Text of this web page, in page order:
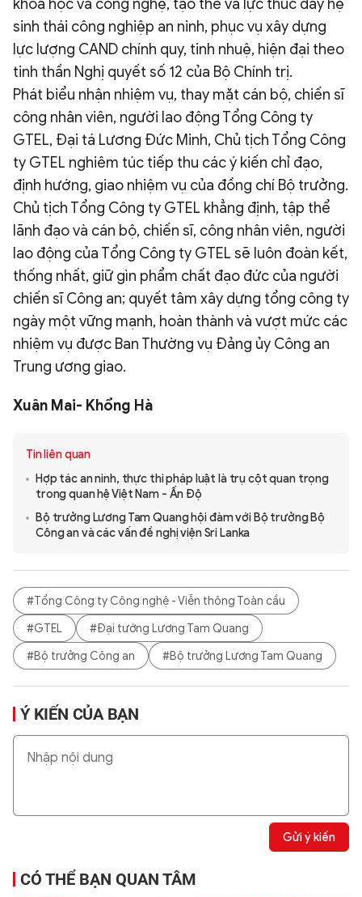
khoa học và công nghệ, tạo thế và lực thúc đẩy hệ
sinh thái công nghiệp an ninh, phục vụ xây dựng
lực lượng CAND chính quy, tinh nhuệ, hiện đại theo
tinh thần Nghị quyết số 12 của Bộ Chính trị.
Phát biểu nhận nhiệm vụ, thay mặt cán bộ, chiến sĩ
công nhân viên, người lao động Tổng Công ty
GTEL, Đại tá Lương Đức Minh, Chủ tịch Tổng Công
ty GTEL nghiêm túc tiếp thu các ý kiến chỉ đạo,
định hướng, giao nhiệm vụ của đồng chí Bộ trưởng.
Chủ tịch Tổng Công ty GTEL khẳng định, tập thể
lãnh đạo và cán bộ, chiến sĩ, công nhân viên, người
lao động của Tổng Công ty GTEL sẽ luôn đoàn kết,
thống nhất, giữ gìn phẩm chất đạo đức của người
chiến sĩ Công an; quyết tâm xây dựng tổng công ty
ngày một vững mạnh, hoàn thành và vượt mức các
nhiệm vụ được Ban Thường vụ Đảng ủy Công an
Trung ương giao.
Xuân Mai- Khổng Hà
Tin liên quan
Hợp tác an ninh, thực thi pháp luật là trụ cột quan trọng
trong quan hệ Việt Nam - Ấn Độ
Bộ trưởng Lương Tam Quang hội đàm với Bộ trưởng Bộ
Công an và các vấn đề nghị viện Sri Lanka
#Tổng Công ty Công nghệ - Viễn thông Toàn cầu
#GTEL
#Đại tướng Lương Tam Quang
#Bộ trưởng Công an
#Bộ trưởng Lương Tam Quang
Ý KIẾN CỦA BẠN
Gửi ý kiến
CÓ THỂ BẠN QUAN TÂM